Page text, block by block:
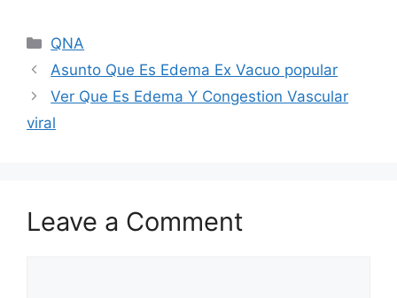
Categories
QNA
Asunto Que Es Edema Ex Vacuo popular
Ver Que Es Edema Y Congestion Vascular
viral
Leave a Comment